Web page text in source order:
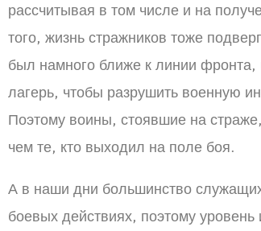
рассчитывая в том числе и на
того, жизнь стражников тоже
был намного ближе к линии фронта,
лагерь, чтобы разрушить военную
Поэтому воины, стоявшие на
чем те, кто выходил на поле боя.
А в наши дни большинство
боевых действиях, поэтому